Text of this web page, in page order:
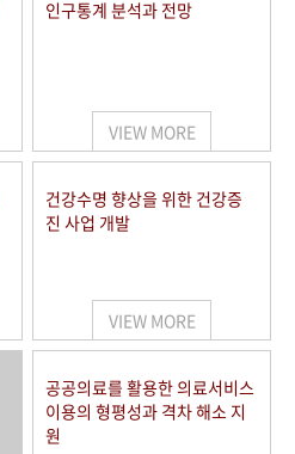
인구통계 분석과 전망
VIEW MORE
건강수명 향상을 위한 건강증
진 사업 개발
VIEW MORE
공공의료를 활용한 의료서비스
이용의 형평성과 격차 해소 지
원